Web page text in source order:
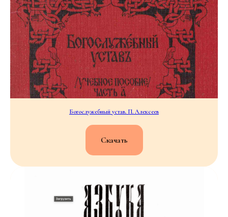
Богослужебный устав. П. Алексеев
Скачать